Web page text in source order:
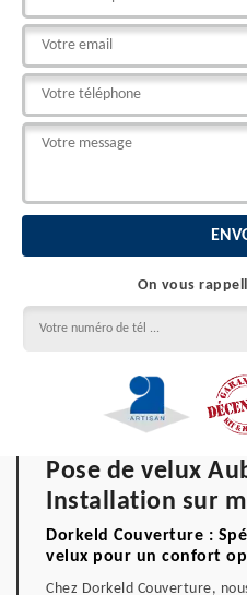
On vous
Pose de velux
Installation sur
Dorkeld Couverture :
velux pour un confort
Chez Dorkeld Couverture,